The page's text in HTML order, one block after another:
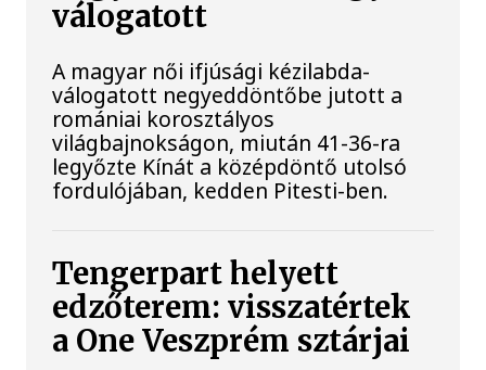
válogatott
A magyar női ifjúsági kézilabda-
válogatott negyeddöntőbe jutott a
romániai korosztályos
világbajnokságon, miután 41-36-ra
legyőzte Kínát a középdöntő utolsó
fordulójában, kedden Pitesti-ben.
Tengerpart helyett
edzőterem: visszatértek
a One Veszprém sztárjai